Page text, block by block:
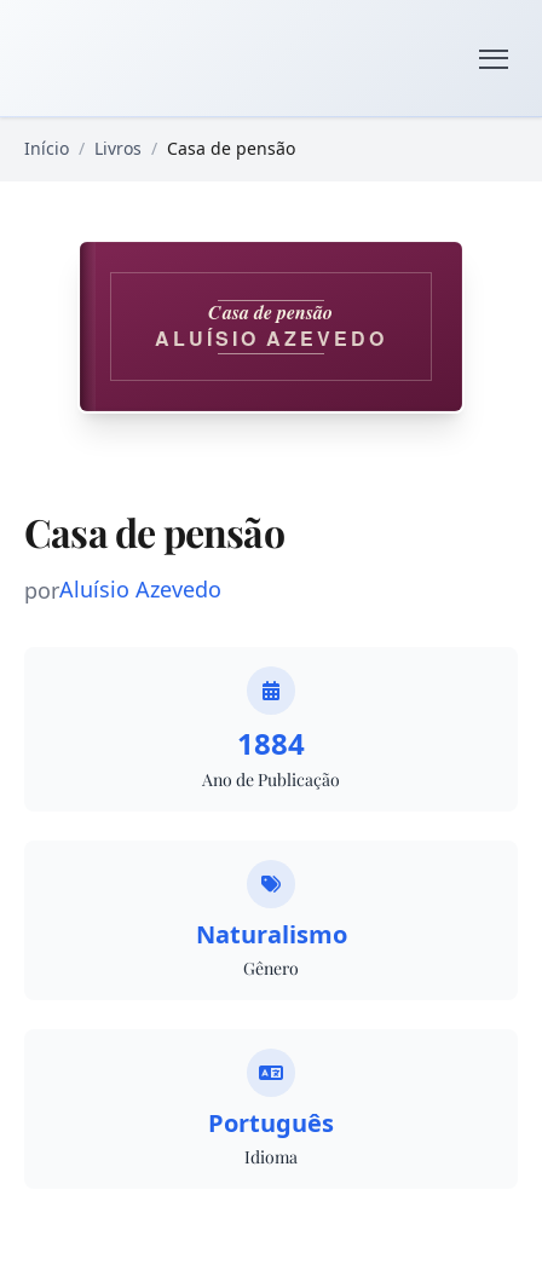
Início / Livros / Casa de pensão
Casa de pensão
ALUÍSIO AZEVEDO
Casa de pensão
porAluísio Azevedo
1884
Ano de Publicação
Naturalismo
Gênero
Português
Idioma